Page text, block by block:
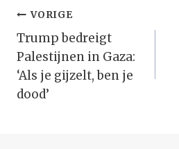
Bericht
Navigatie
VORIGE
Trump bedreigt
Palestijnen in Gaza:
‘Als je gijzelt, ben je
dood’